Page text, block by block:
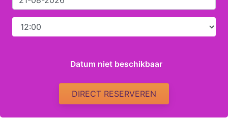
Datum niet beschikbaar
DIRECT RESERVEREN